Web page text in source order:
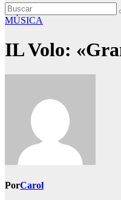
MÚSICA
IL Volo:
PorCarol